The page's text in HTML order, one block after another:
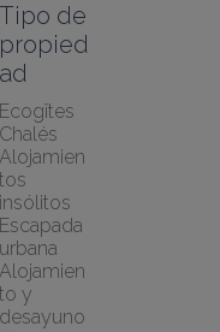
Tipo de
propied
ad
Ecogîtes
Chalés
Alojamien
tos
insólitos
Escapada
urbana
Alojamien
to y
desayuno